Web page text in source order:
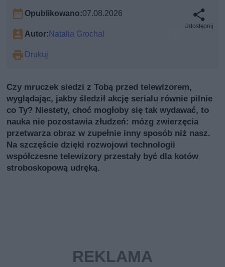
Opublikowano:07.08.2026
Autor:Natalia Grochal
Drukuj
Udostępnij
Czy mruczek siedzi z Tobą przed telewizorem,
wyglądając, jakby śledził akcję serialu równie pilnie
co Ty? Niestety, choć mogłoby się tak wydawać, to
nauka nie pozostawia złudzeń: mózg zwierzęcia
przetwarza obraz w zupełnie inny sposób niż nasz.
Na szczęście dzięki rozwojowi technologii
współczesne telewizory przestały być dla kotów
stroboskopową udręką.